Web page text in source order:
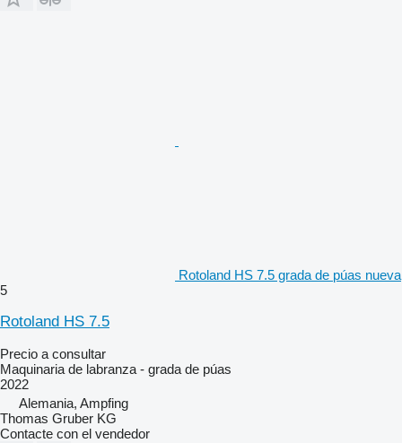
Rotoland HS 7.5 grada de púas nueva
5
Rotoland HS 7.5
Precio a consultar
Maquinaria de labranza - grada de púas
2022
Alemania, Ampfing
Thomas Gruber KG
Contacte con el vendedor